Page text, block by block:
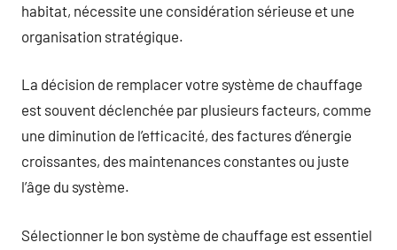
habitat, nécessite une considération sérieuse et une
organisation stratégique.
La décision de remplacer votre système de chauffage
est souvent déclenchée par plusieurs facteurs, comme
une diminution de l’efficacité, des factures d’énergie
croissantes, des maintenances constantes ou juste
l’âge du système.
Sélectionner le bon système de chauffage est essentiel